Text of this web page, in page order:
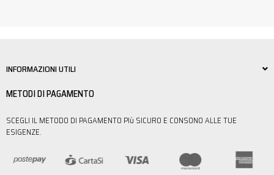
INFORMAZIONI UTILI
METODI DI PAGAMENTO
SCEGLI IL METODO DI PAGAMENTO PIù SICURO E CONSONO ALLE TUE
ESIGENZE.